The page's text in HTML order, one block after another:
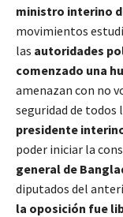
ministro interino
movimientos
las autoridades
comenzado una
amenazan con no
seguridad de todos
presidente
poder iniciar la
general de
diputados del
la oposición fue